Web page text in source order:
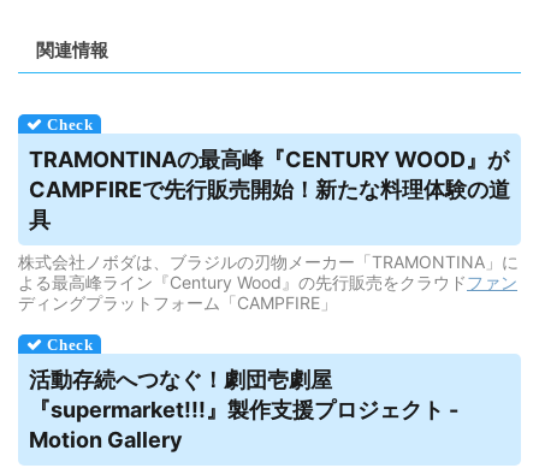
関連情報
TRAMONTINAの最高峰『CENTURY WOOD』が
CAMPFIREで先行販売開始！新たな料理体験の道
具
株式会社ノボダは、ブラジルの刃物メーカー「TRAMONTINA」に
よる最高峰ライン『Century Wood』の先行販売をクラウドファン
ディングプラットフォーム「CAMPFIRE」
活動存続へつなぐ！劇団壱劇屋
『supermarket!!!』製作支援プロジェクト -
Motion Gallery